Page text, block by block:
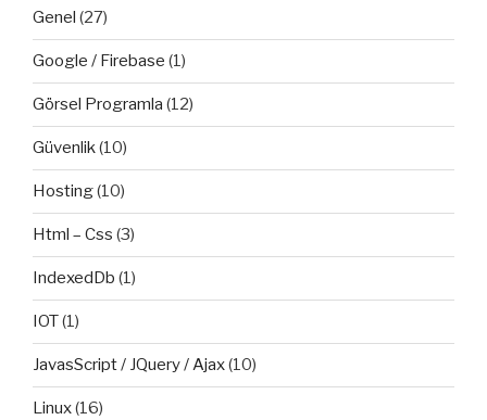
Genel (27)
Google / Firebase (1)
Görsel Programla (12)
Güvenlik(10)
Hosting(10)
Html – Css (3)
IndexedDb (1)
IOT(1)
JavasScript / JQuery / Ajax(10)
Linux(16)